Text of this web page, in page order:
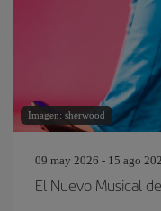
Imagen: sherwood
09 may 2026 - 15 ago
El Nuevo Musical